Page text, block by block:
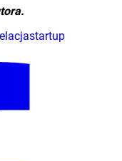
startup